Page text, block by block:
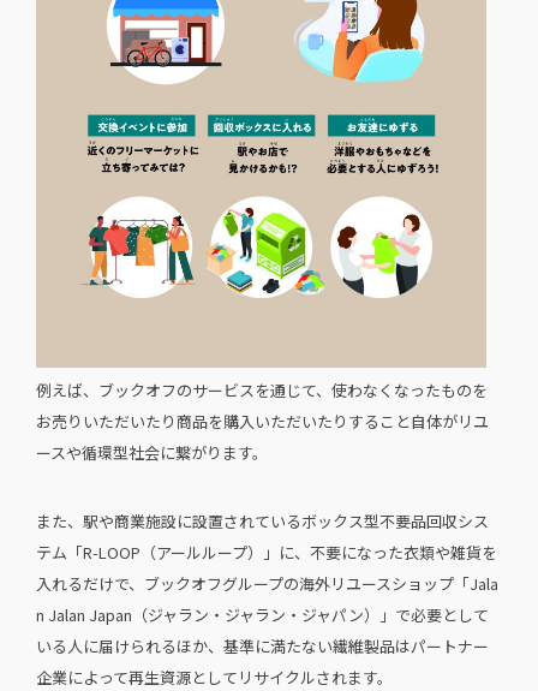
例えば、ブックオフのサービスを通じて、使わなくなったものを
お売りいただいたり商品を購入いただいたりすること自体がリユ
ースや循環型社会に繋がります。
また、駅や商業施設に設置されているボックス型不要品回収シス
テム「R-LOOP（アールループ）」に、不要になった衣類や雑貨を
入れるだけで、ブックオフグループの海外リユースショップ「Jala
n Jalan Japan（ジャラン・ジャラン・ジャパン）」で必要として
いる人に届けられるほか、基準に満たない繊維製品はパートナー
企業によって再生資源としてリサイクルされます。